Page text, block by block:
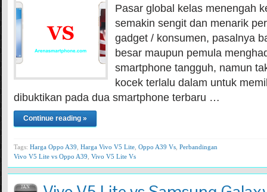
Pasar global kelas menengah
semakin sengit dan menarik
gadget / konsumen, pasalnya
besar maupun pemula
smartphone tangguh, namun
kocek terlalu dalam untuk
dibuktikan pada dua smartphone terbaru …
Continue reading »
Tags: Harga Oppo A39 Harga Vivo V5 Lite, Oppo A39 Vs, Perbandingan
Vivo V5 Lite vs Oppo A39 Vivo V5 Lite Vs
JAN